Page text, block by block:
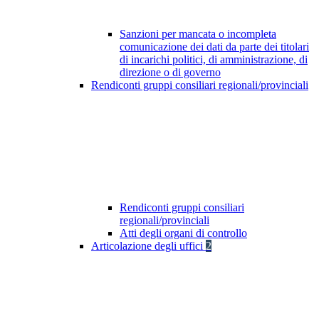
Sanzioni per mancata o incompleta
comunicazione dei dati da parte dei titolari
di incarichi politici, di amministrazione, di
direzione o di governo
Rendiconti gruppi consiliari regionali/provinciali
Rendiconti gruppi consiliari
regionali/provinciali
Atti degli organi di controllo
Articolazione degli uffici 2